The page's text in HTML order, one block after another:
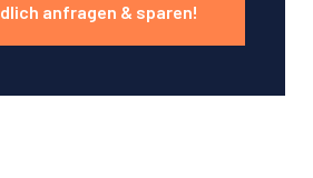
anfragen & sparen!